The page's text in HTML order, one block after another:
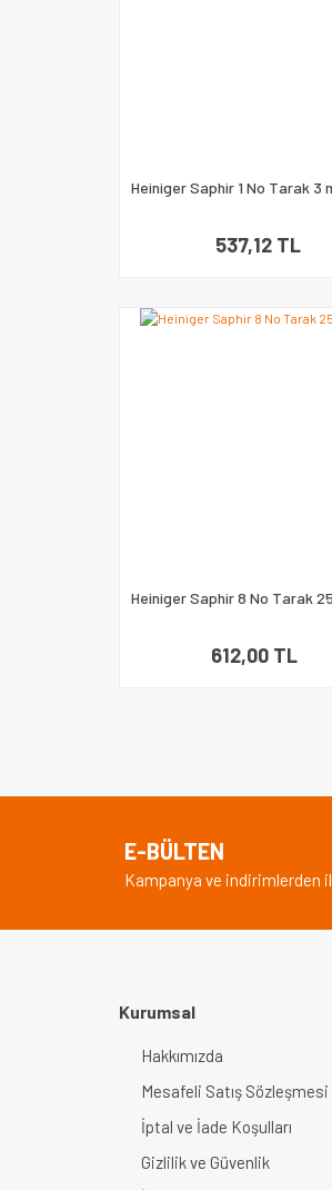
Heiniger Saphir 1 No Tarak 3
537,12 TL
Heiniger Saphir 8 No Tarak
612,00 TL
E-BÜLTEN
Kampanya ve indirimlerden
Kurumsal
Hakkımızda
Mesafeli Satış Sözleşmesi
İptal ve İade Koşulları
Gizlilik ve Güvenlik